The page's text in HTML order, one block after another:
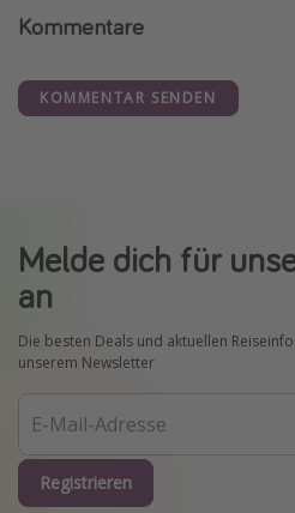
Kommentare
KOMMENTAR SENDEN
Melde dich für
an
Die besten Deals und aktuellen
unserem Newsletter
Registrieren